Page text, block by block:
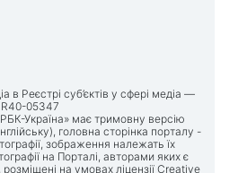
в Реєстрі суб’єктів у сфері медіа —
R40-05347
Україна» має тримовну версію
головна сторінка порталу -
зображення належать їх
на Порталі, авторами яких є
на умовах ліцензії Creative